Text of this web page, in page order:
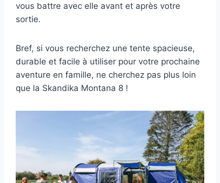
vous battre avec elle avant et après votre
sortie.
Bref, si vous recherchez une tente spacieuse,
durable et facile à utiliser pour votre prochaine
aventure en famille, ne cherchez pas plus loin
que la Skandika Montana 8 !